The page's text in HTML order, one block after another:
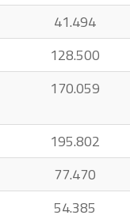
41.494
128.500
170.059
195.802
77.470
54.385